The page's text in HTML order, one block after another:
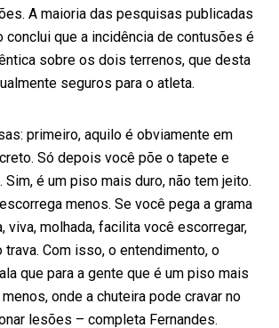
A maioria das pesquisas publicadas
conclui que a incidência de contusões é
sobre os dois terrenos, que desta
seguros para o atleta.
primeiro, aquilo é obviamente em
Só depois você põe o tapete e
Sim, é um piso mais duro, não tem jeito.
menos. Se você pega a grama
viva, molhada, facilita você escorregar,
trava. Com isso, o entendimento, o
que para a gente que é um piso mais
onde a chuteira pode cravar no
lesões – completa Fernandes.